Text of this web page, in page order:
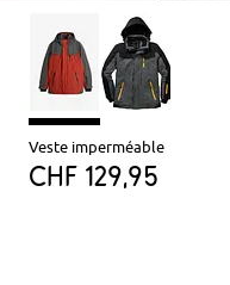
Veste imperméable
CHF 129,95